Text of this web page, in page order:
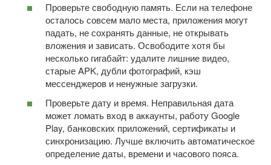
Проверьте свободную память. Если на телефоне
осталось совсем мало места, приложения могут
падать, не сохранять данные, не открывать
вложения и зависать. Освободите хотя бы
несколько гигабайт: удалите лишние видео,
старые APK, дубли фотографий, кэш
мессенджеров и ненужные загрузки.
Проверьте дату и время. Неправильная дата
может ломать вход в аккаунты, работу Google
Play, банковских приложений, сертификаты и
синхронизацию. Лучше включить автоматическое
определение даты, времени и часового пояса.